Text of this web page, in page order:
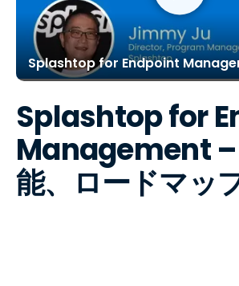
Splashtop for
Management –
能、ロードマッ